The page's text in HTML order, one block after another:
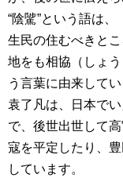
“陰騭”という語は
生民の住むべきと
地をも相協（しょ
う言葉に由来してい
袁了凡は、日本で
で、後世出世して
寇を平定したり、
しています。